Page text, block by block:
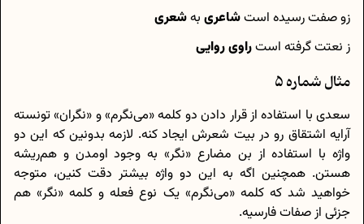
زو صفت رسیده استشاعری بهشعری
ز نعتت گرفته استراوی روایی
مثال شماره 5
سعدی با استفاده از قرار دادن دو کلمه «می‌نگرم» و «نگران» تونسته
آرایه اشتقاق رو در بیت شعرش ایجاد کنه. لازمه بدونین که این دو
واژه با استفاده از بن مضارع «نگر» به وجود اومدن و هم‌ریشه
هستن. همچنین اگه به این دو واژه بیشتر دقت کنین، متوجه
خواهید شد که کلمه «می‌نگرم» یک نوع فعله و کلمه «نگر» هم
جزئی از صفات فارسیه.